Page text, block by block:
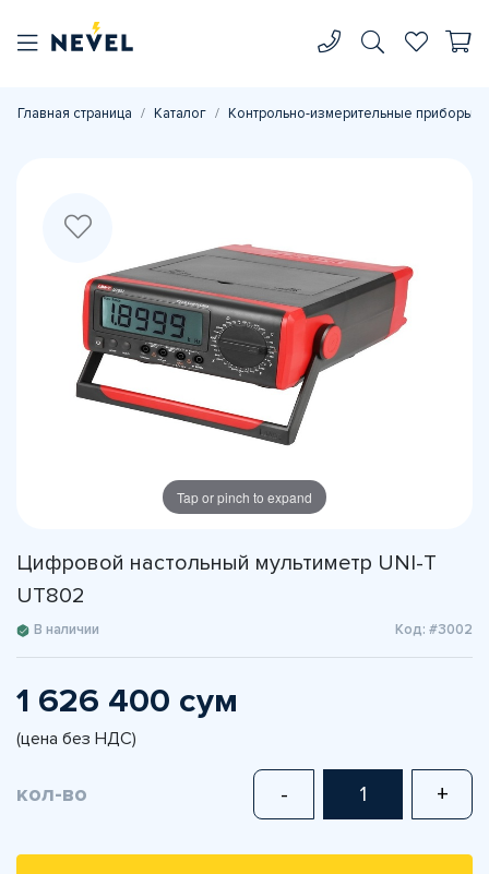
Главная страница Каталог Контрольно-измерительные приборы
Tap or pinch to expand
Цифровой настольный мультиметр UNI-T
UT802
В наличии Код: #3002
1 626 400 сум
(цена без НДС)
кол-во - +